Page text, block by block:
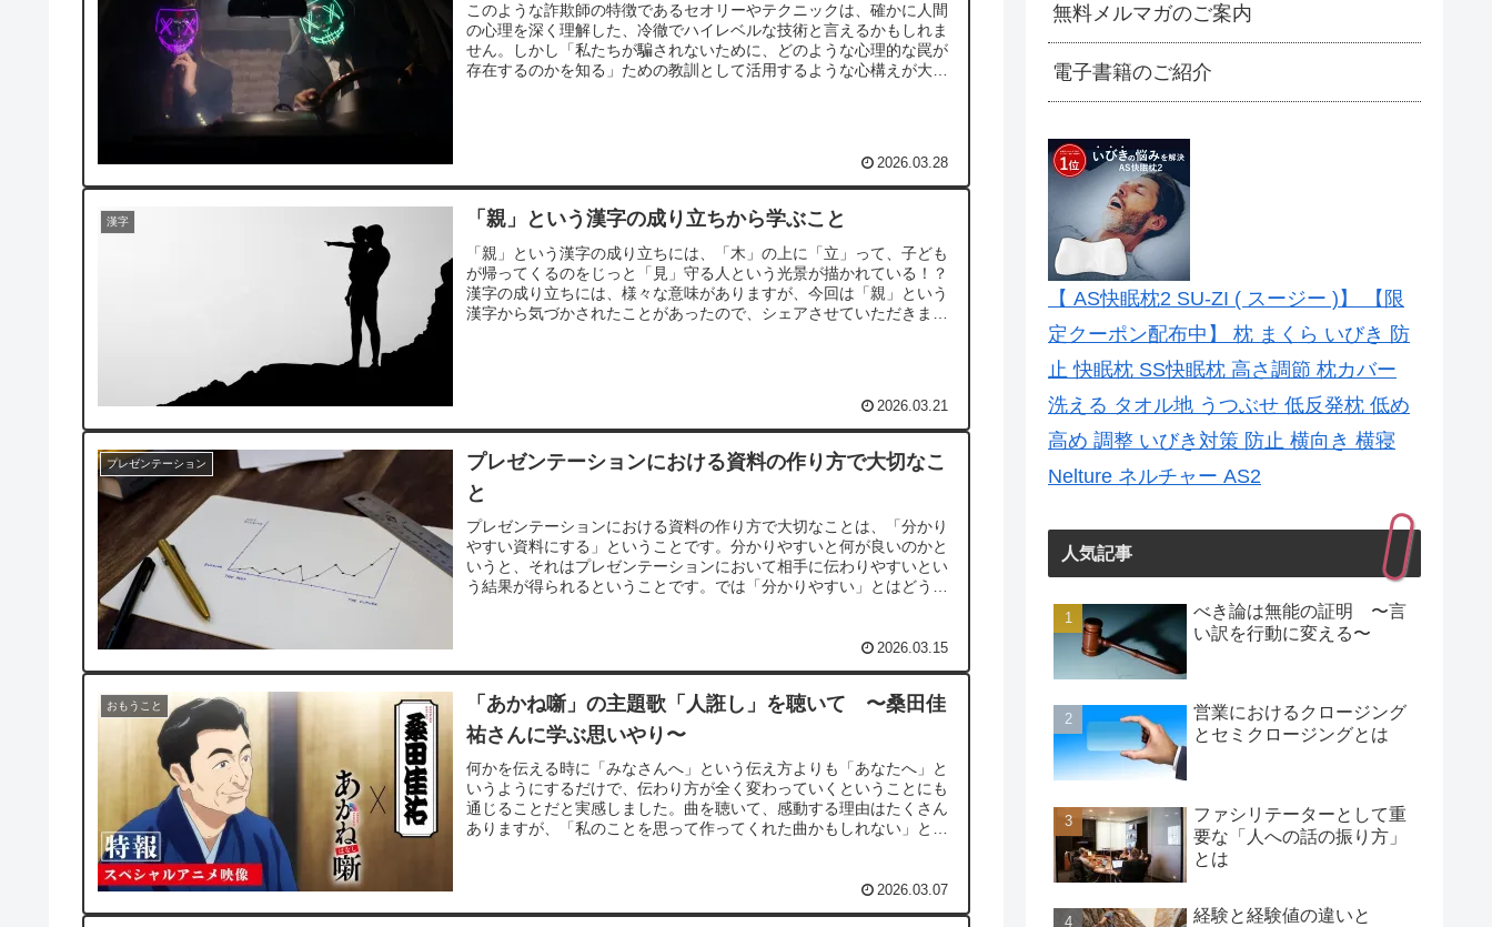
このような詐欺師の特徴であるセオリーやテクニックは、確かに人間
の心理を深く理解した、冷徹でハイレベルな技術と言えるかもしれま
せん。しかし「私たちが騙されないために、どのような心理的な罠が
存在するのかを知る」ための教訓として活用するような心構えが大切
2026.03.28
漢字 「親」という漢字の成り立ちから学ぶこと
「親」という漢字の成り立ちには、「木」の上に「立」って、子ども
が帰ってくるのをじっと「見」守る人という光景が描かれている！？
漢字の成り立ちには、様々な意味がありますが、今回は「親」という
漢字から気づかされたことがあったので、シェアさせていただきま
2026.03.21
プレゼンテーション
プレゼンテーションにおける資料の作り方で大切なこ
と
プレゼンテーションにおける資料の作り方で大切なことは、「分かり
やすい資料にする」ということです。分かりやすいと何が良いのかと
いうと、それはプレゼンテーションにおいて相手に伝わりやすいとい
う結果が得られるということです。では「分かりやすい」とはどうい
2026.03.15
おもうこと
「あかね噺」の主題歌「人誑し」を聴いて 〜桑田佳
祐さんに学ぶ思いやり〜
何かを伝える時に「みなさんへ」という伝え方よりも「あなたへ」と
いうようにするだけで、伝わり方が全く変わっていくということにも
通じることだと実感しました。曲を聴いて、感動する理由はたくさん
ありますが、「私のことを思って作ってくれた曲かもしれない」と感
2026.03.07
無料メルマガのご案内
電子書籍のご紹介
【 AS快眠枕2 SU-ZI ( スージー )】 【限
定クーポン配布中】 枕 まくら いびき 防
止 快眠枕 SS快眠枕 高さ調節 枕カバー
洗える タオル地 うつぶせ 低反発枕 低め
高め 調整 いびき対策 防止 横向き 横寝
Nelture ネルチャー AS2
人気記事
べき論は無能の証明 〜言
い訳を行動に変える〜
営業におけるクロージング
とセミクロージングとは
ファシリテーターとして重
要な「人への話の振り方」
とは
経験と経験値の違いと